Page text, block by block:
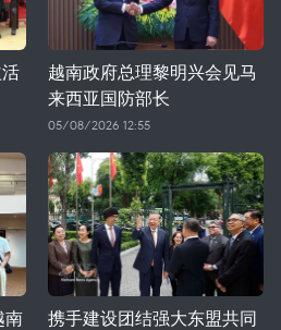
越南政府总理黎明兴会见马
来西亚国防部长
05/08/2026 12:55
南
携手建设团结强大东盟共同